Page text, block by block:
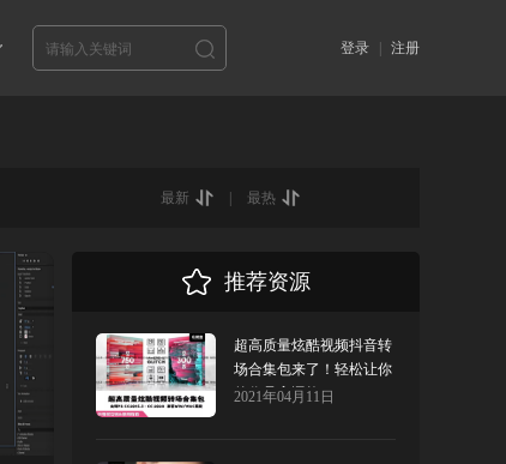
登录 注册
最新 最热
推荐资源
超高质量炫酷视频抖音转
场合集包来了！轻松让你
的作品高逼格
2021年04月11日